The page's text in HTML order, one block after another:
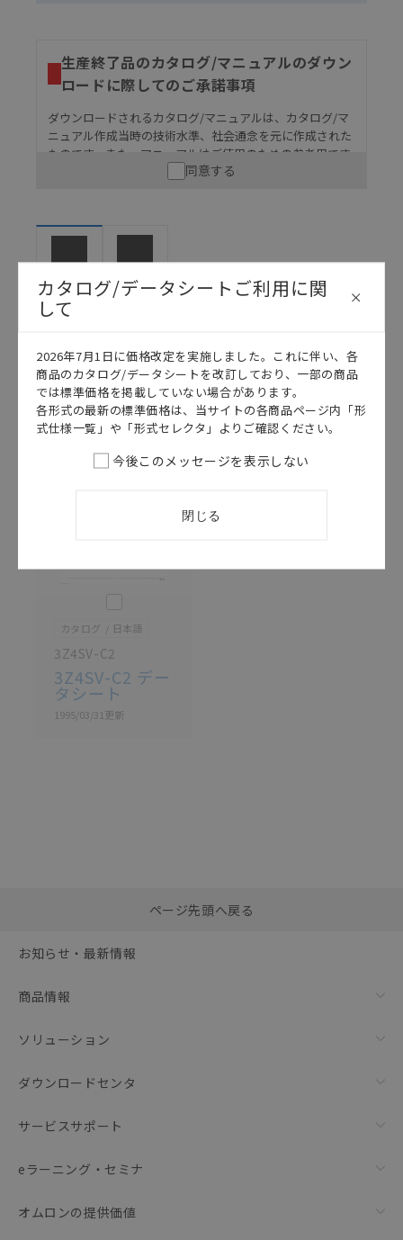
生産終了品のカタログ/マニュアルのダウン
ロードに際してのご承諾事項
ダウンロードされるカタログ/マニュアルは、カタログ/マ
ニュアル作成当時の技術水準、社会通念を元に作成された
ものです。また、マニュアルはご使用のための参考用です
ので、ご使用にあたっての安全性については十分にご配慮
うな用途に使用される場合には、システム全体として
体の中で意図した用途に対して適切に配電・設置され
ていることを、必ず事前に確認してください。
ン事例は参考用ですので、ご採用に際しては機器・装
置の機能や安全性をご確認のうえご使用ください。・
商品に接続される推奨機器等、現在では入手困難なも
のもそのまま記載しています。・誤字、脱字が含まれ
ている可能性がありますがご容赦ください。
記載されているサービス内容や連絡先等は作成当時の
があります。改めて当サイトの掲載内容をご確認のう
え、ご用命下さいますようお願いいたします。
同意する
日本語 English
カタログ 日本語
3Z4SV-C2
3Z4SV-C2 デー
タシート
1995/03/31更新
括ダウンロード
ページ先頭へ戻る
お知らせ・最新情報
商品情報
ソリューション
ダウンロードセンタ
サービスサポート
eラーニング・セミナ
オムロンの提供価値
カタログ/データシートご利用に関
して
2026年7月1日に価格改定を実施しました。これに伴い、各
商品のカタログ/データシートを改訂しており、一部の商品
では標準価格を掲載していない場合があります。
各形式の最新の標準価格は、当サイトの各商品ページ内「形
式仕様一覧」や「形式セレクタ」よりご確認ください。
今後このメッセージを表示しない
閉じる